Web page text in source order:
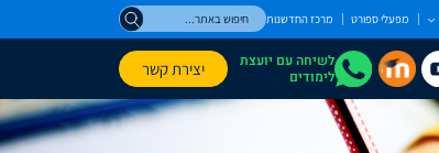
מפעלי ספורט מרכז החדשנותחיפוש
באתר
לשיחה עם יועצת
לימודים
יצירת קשר